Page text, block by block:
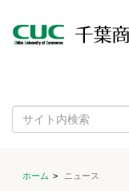
ホーム ニュース